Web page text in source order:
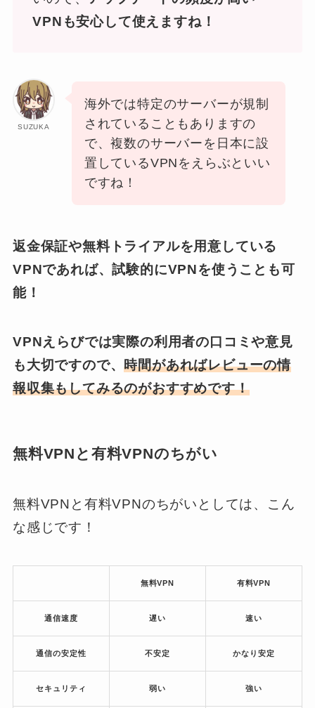
VPNも安心して使えますね！
SUZUKA
海外では特定のサーバーが規制
されていることもありますの
で、複数のサーバーを日本に設
置しているVPNをえらぶといい
ですね！
返金保証や無料トライアルを用意している
VPNであれば、試験的にVPNを使うことも可
能！
VPNえらびでは実際の利用者の口コミや意見
も大切ですので、時間があればレビューの情
報収集もしてみるのがおすすめです！
無料VPNと有料VPNのちがい
無料VPNと有料VPNのちがいとしては、こん
な感じです！
無料VPN 有料VPN
通信速度 遅い 速い
通信の安定性 不安定 かなり安定
セキュリティ 弱い 強い